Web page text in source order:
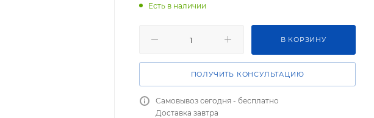
Есть в наличии
В КОРЗИНУ
ПОЛУЧИТЬ КОНСУЛЬТАЦИЮ
Самовывоз сегодня - бесплатно
Доставка завтра